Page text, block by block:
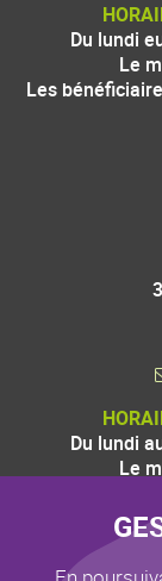
Du lundi
Le
Les
Du lundi
Le